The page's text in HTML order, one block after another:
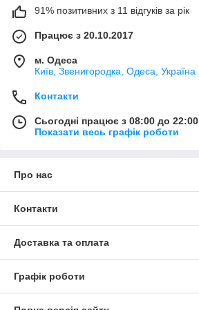
91% позитивних з 11 відгуків за рік
Працює з 20.10.2017
м. Одеса
Київ, Звенигородка, Одеса, Україна
Контакти
Сьогодні працює з 08:00 до 22:00
Показати весь графік роботи
Про нас
Контакти
Доставка та оплата
Графік роботи